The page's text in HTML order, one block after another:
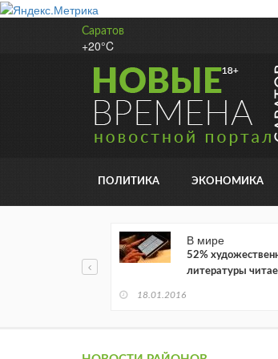
Саратов
+20°C
ПОЛИТИКА ЭКОНОМИКА
В мире
52%
литературы
18.01.2016